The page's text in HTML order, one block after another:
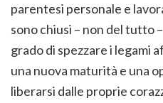
parentesi personale e
sono chiusi – non del tutto
grado di spezzare i legami
una nuova maturità e una
liberarsi dalle proprie